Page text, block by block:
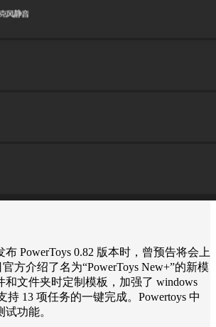
布 PowerToys 0.82 版本时，曾预告将会上
方介绍了名为“PowerToys New+”的新模
和文件夹时定制模板，加强了 windows
持 13 项任务的一键完成。Powertoys 中
功能。